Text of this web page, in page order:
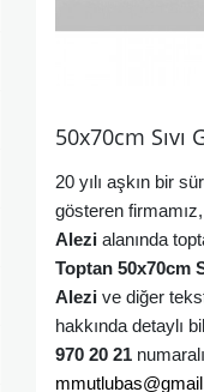
50x70cm Sıvı
20 yılı aşkın bir
gösteren firmamız,
Alezi alanında
Toptan 50x70cm
Alezi ve diğer
hakkında detaylı
970 20 21